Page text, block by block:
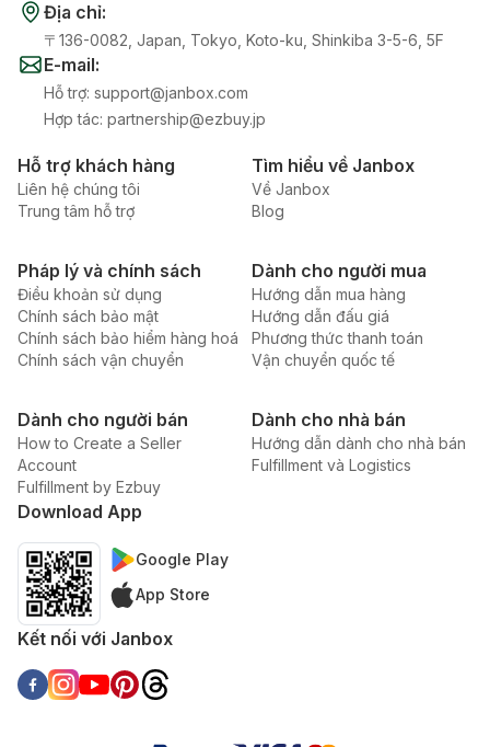
Địa chỉ:
〒136-0082, Japan, Tokyo, Koto-ku, Shinkiba 3-5-6, 5F
E-mail:
Hỗ trợ: support@janbox.com
Hợp tác: partnership@ezbuy.jp
Hỗ trợ khách hàng
Liên hệ chúng tôi
Trung tâm hỗ trợ
Tìm hiểu về Janbox
Về Janbox
Blog
Pháp lý và chính sách
Điều khoản sử dụng
Chính sách bảo mật
Chính sách bảo hiểm hàng hoá
Chính sách vận chuyển
Dành cho người mua
Hướng dẫn mua hàng
Hướng dẫn đấu giá
Phương thức thanh toán
Vận chuyển quốc tế
Dành cho người bán
How to Create a Seller
Account
Fulfillment by Ezbuy
Dành cho nhà bán
Hướng dẫn dành cho nhà bán
Fulfillment và Logistics
Download App
Google Play
App Store
Kết nối với Janbox